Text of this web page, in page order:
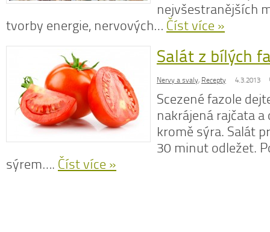
nejvšestranějších
tvorby energie, nervových… Číst více »
Salát z bílých
Nervy a svaly, Recepty 4.3.2013
Scezené fazole
nakrájená rajčata
kromě sýra. Salát
30 minut odležet.
sýrem…. Číst více »